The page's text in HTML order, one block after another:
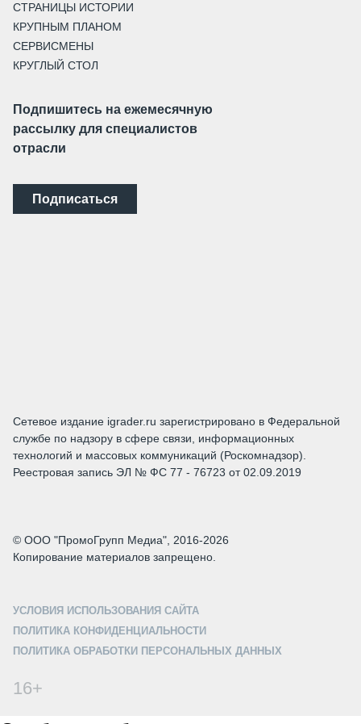
СТРАНИЦЫ ИСТОРИИ
КРУПНЫМ ПЛАНОМ
СЕРВИСМЕНЫ
КРУГЛЫЙ СТОЛ
Подпишитесь на ежемесячную
рассылку для специалистов
отрасли
Подписаться
Сетевое издание igrader.ru зарегистрировано в Федеральной
службе по надзору в сфере связи, информационных
технологий и массовых коммуникаций (Роскомнадзор).
Реестровая запись ЭЛ № ФС 77 - 76723 от 02.09.2019
© ООО "ПромоГрупп Медиа", 2016-2026
Копирование материалов запрещено.
УСЛОВИЯ ИСПОЛЬЗОВАНИЯ САЙТА
ПОЛИТИКА КОНФИДЕНЦИАЛЬНОСТИ
ПОЛИТИКА ОБРАБОТКИ ПЕРСОНАЛЬНЫХ ДАННЫХ
16+